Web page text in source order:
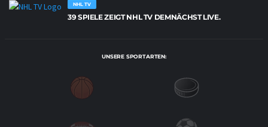
NHL TV
39 SPIELE ZEIGT NHL TV DEMNÄCHST LIVE.
UNSERE SPORTARTEN: